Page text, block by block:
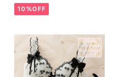
10%OFF